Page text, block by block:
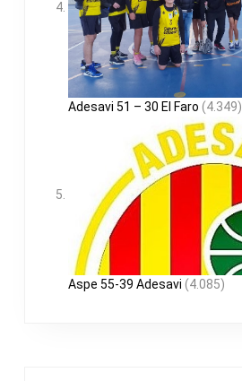
Adesavi 51 – 30 El Faro (4.349)
Aspe 55-39 Adesavi (4.085)